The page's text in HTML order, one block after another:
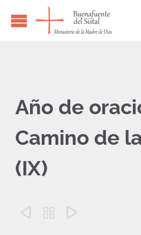
Año de
Camino de
(IX)
  